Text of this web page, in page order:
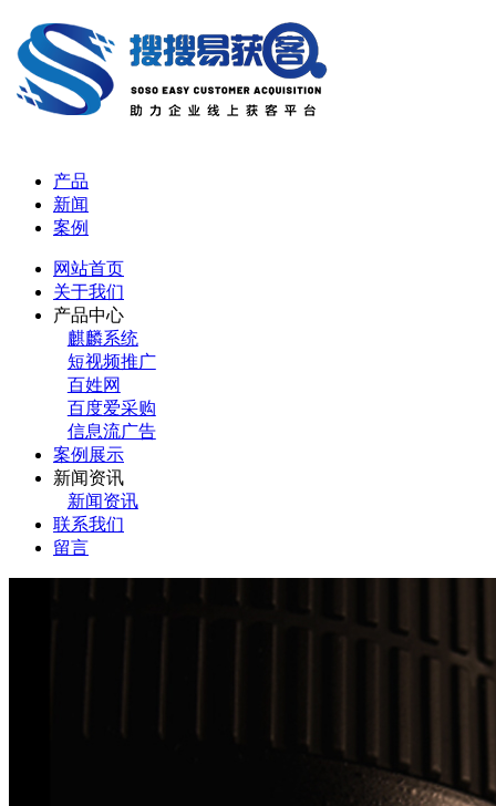
产品
新闻
案例
网站首页
关于我们
产品中心
麒麟系统
短视频推广
百姓网
百度爱采购
信息流广告
案例展示
新闻资讯
新闻资讯
联系我们
留言